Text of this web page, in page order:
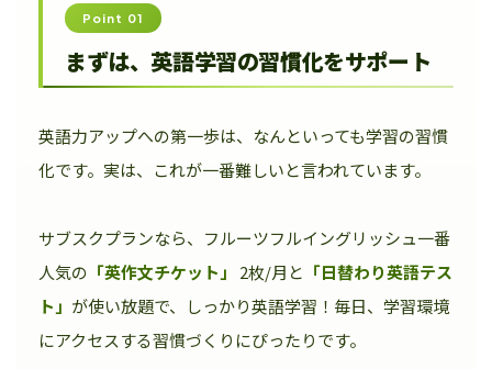
Point 01
まずは、英語学習の習慣化をサポート
英語力アップへの第一歩は、なんといっても学習の習慣
化です。実は、これが一番難しいと言われています。
サブスクプランなら、フルーツフルイングリッシュ一番
人気の 「英作文チケット」 2枚/月と 「日替わり英語テス
ト」 が使い放題で、しっかり英語学習！毎日、学習環境
にアクセスする習慣づくりにぴったりです。